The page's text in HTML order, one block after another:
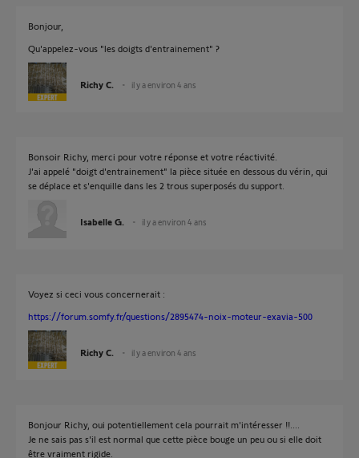
Bonjour,
Qu'appelez-vous "les doigts d'entrainement" ?
Richy C. il y a environ 4 ans
Bonsoir Richy, merci pour votre réponse et votre réactivité.
J'ai appelé "doigt d'entrainement" la pièce située en dessous du vérin, qui
se déplace et s'enquille dans les 2 trous superposés du support.
Isabelle G. il y a environ 4 ans
Voyez si ceci vous concernerait :
https://forum.somfy.fr/questions/2895474-noix-moteur-exavia-500
Richy C. il y a environ 4 ans
Bonjour Richy, oui potentiellement cela pourrait m'intéresser !!....
Je ne sais pas s'il est normal que cette pièce bouge un peu ou si elle doit
être vraiment rigide.